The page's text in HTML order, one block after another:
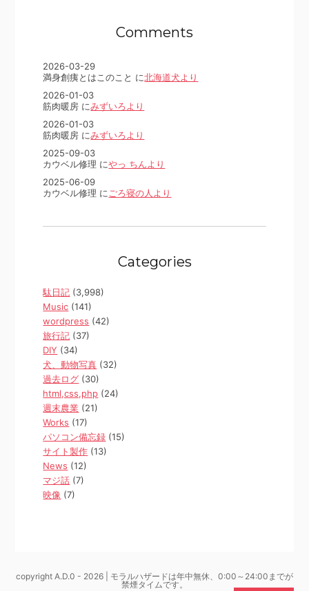
Comments
2026-03-29
満身創痍とはこのこと に北海道犬より
2026-01-03
筋肉暖房 にみずいろより
2026-01-03
筋肉暖房 にみずいろより
2025-09-03
カウベル修理 にやっ ちんより
2025-06-09
カウベル修理 に ごろ寝の人より
Categories
駄日記 (3,998)
Music (141)
wordpress (42)
旅行記 (37)
DIY (34)
犬、動物写真 (32)
過去ログ (30)
html,css,php (24)
週末農業 (21)
Works (17)
パソコン備忘録 (15)
サイト製作 (13)
News (12)
マジ話 (7)
映像 (7)
copyright A.D.0 - 2026 | モラルハザードは年中無休、0:00～24:00までが
禁煙タイムです。